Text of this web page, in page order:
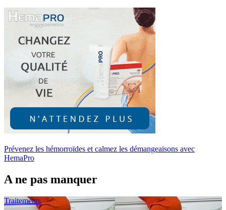
Prévenez les hémorroïdes et calmez les démangeaisons avec
HemaPro
A ne pas manquer
Traitements